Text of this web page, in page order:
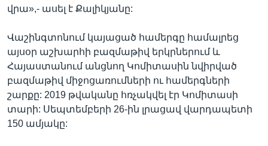
վրա»,- ասել է Քալիկյանը:
Վաշինգտոնում կայացած համերգը համալրեց
այսօր աշխարհի բազմաթիվ երկրներում և
Հայաստանում անցնող Կոմիտասին նվիրված
բազմաթիվ միջոցառումների ու համերգների
շարքը: 2019 թվականը հռչակվել էր Կոմիտասի
տարի: Սեպտեմբերի 26-ին լրացավ վարդապետի
150 ամյակը: